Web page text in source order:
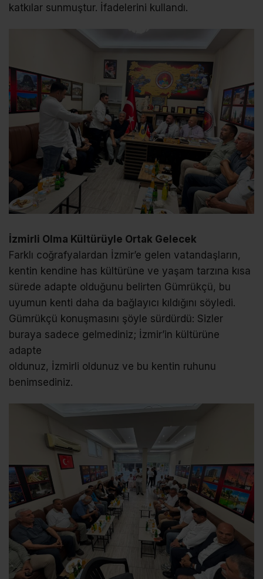
katkılar sunmuştur. İfadelerini kullandı.
İzmirli Olma Kültürüyle Ortak Gelecek
Farklı coğrafyalardan İzmir’e gelen vatandaşların,
kentin kendine has kültürüne ve yaşam tarzına kısa
sürede adapte olduğunu belirten Gümrükçü, bu
uyumun kenti daha da bağlayıcı kıldığını söyledi.
Gümrükçü konuşmasını şöyle sürdürdü: Sizler
buraya sadece gelmediniz; İzmir’in kültürüne
adapte
oldunuz, İzmirli oldunuz ve bu kentin ruhunu
benimsediniz.